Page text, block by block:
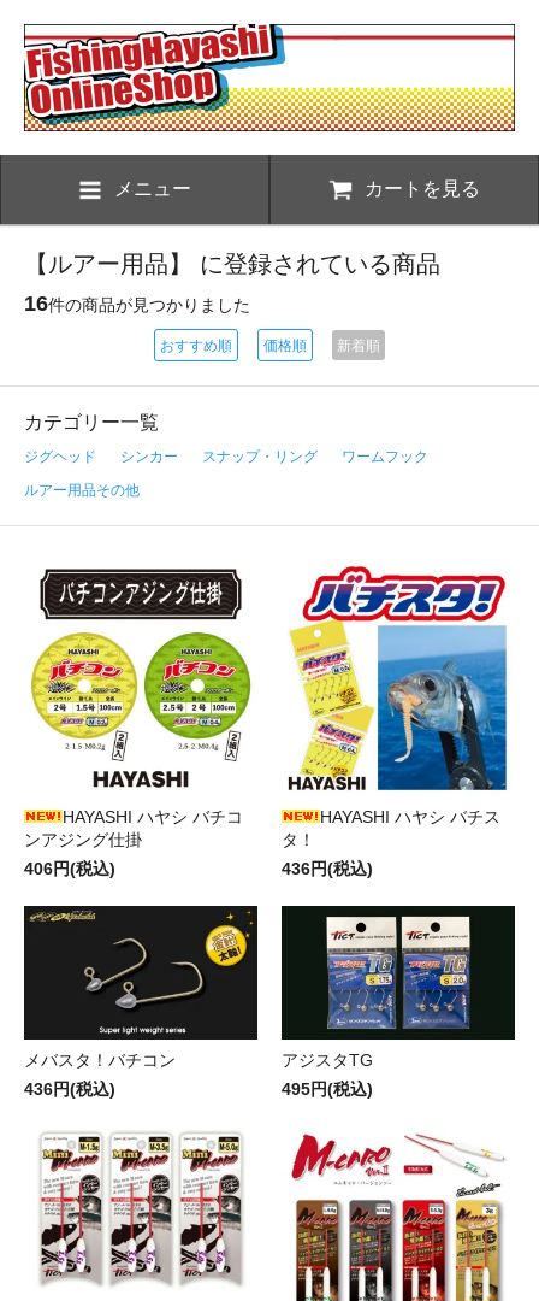
メニュー カートを見る
【ルアー用品】 に登録されている商品
16件の商品が見つかりました
おすすめ順 価格順 新着順
カテゴリー一覧
ジグヘッド シンカー スナップ・リング
ワームフック
ルアー用品その他
HAYASHI ハヤシ バチコ
ンアジング仕掛
406円(税込)
HAYASHI ハヤシ バチス
タ！
436円(税込)
メバスタ！バチコン
436円(税込)
アジスタTG
495円(税込)